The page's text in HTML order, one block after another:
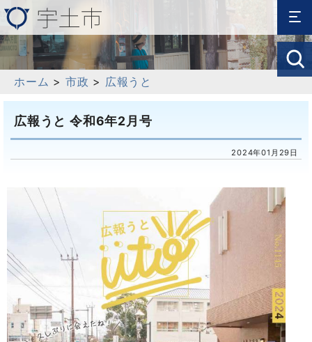
ホーム > 市政 > 広報うと
広報うと 令和6年2月号
2024年01月29日